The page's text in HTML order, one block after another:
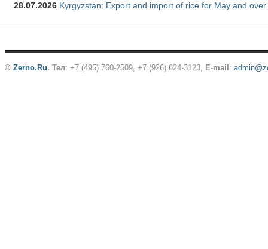
28.07.2026 Kyrgyzstan: Export and import of rice for May and
© Zerno.Ru. Тел: +7 (495) 760-2509, +7 (926) 624-3123, E-mail :